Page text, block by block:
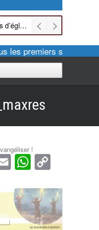
Actuellement nos réunions d’église sont retransmises sur ZOOM les dimanches à 11h et vendredis à 20h00
les premiers samedis
!
Email